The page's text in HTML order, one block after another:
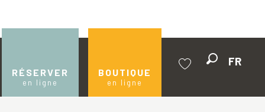
RÉSERVER
en ligne
BOUTIQUE
en ligne
FR